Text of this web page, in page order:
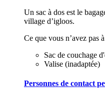
Un sac à dos est le
village d’igloos.
Ce que vous n’avez pas
Sac de couchage
Valise (inadaptée)
Personnes de contact